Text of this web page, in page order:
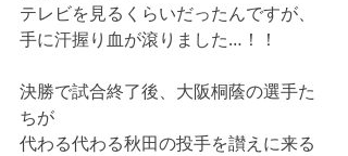
テレビを見るくらいだったんですが、
手に汗握り血が滾りました…！！
決勝で試合終了後、大阪桐蔭の選手た
ちが
代わる代わる秋田の投手を讃えに来る